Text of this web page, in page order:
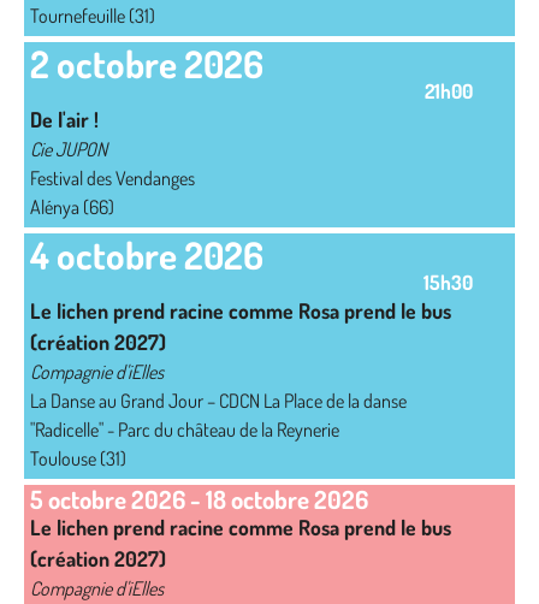
Tournefeuille (31)
2 octobre 2026
21h00
De l'air !
Cie JUPON
Festival des Vendanges
Alénya (66)
4 octobre 2026
15h30
Le lichen prend racine comme Rosa prend le bus
(création 2027)
Compagnie d'iElles
La Danse au Grand Jour – CDCN La Place de la danse
"Radicelle" - Parc du château de la Reynerie
Toulouse (31)
5 octobre 2026-18 octobre 2026
Le lichen prend racine comme Rosa prend le bus
(création 2027)
Compagnie d'iElles